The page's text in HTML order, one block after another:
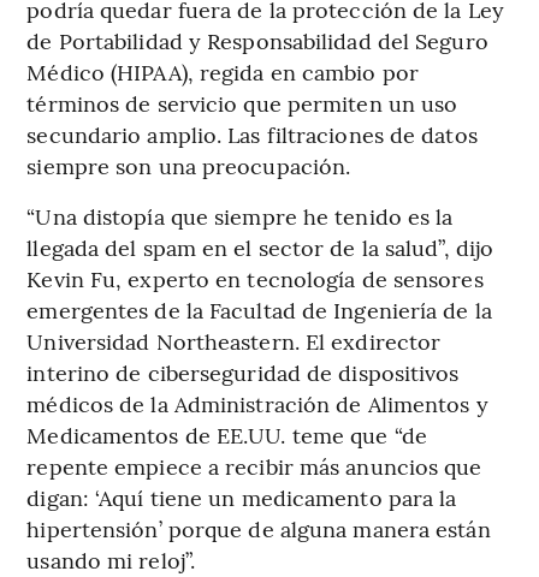
podría quedar fuera de la protección de la Ley
de Portabilidad y Responsabilidad del Seguro
Médico (HIPAA), regida en cambio por
términos de servicio que permiten un uso
secundario amplio. Las filtraciones de datos
siempre son una preocupación.
“Una distopía que siempre he tenido es la
llegada del spam en el sector de la salud”, dijo
Kevin Fu, experto en tecnología de sensores
emergentes de la Facultad de Ingeniería de la
Universidad Northeastern. El exdirector
interino de ciberseguridad de dispositivos
médicos de la Administración de Alimentos y
Medicamentos de EE.UU. teme que “de
repente empiece a recibir más anuncios que
digan: ‘Aquí tiene un medicamento para la
hipertensión’ porque de alguna manera están
usando mi reloj”.